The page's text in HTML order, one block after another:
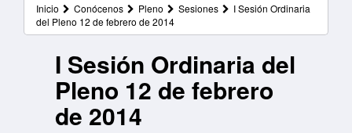
Inicio Conócenos Pleno Sesiones
I Sesión Ordinaria
del Pleno 12 de febrero de 2014
I Sesión Ordinaria del
Pleno 12 de febrero
de 2014